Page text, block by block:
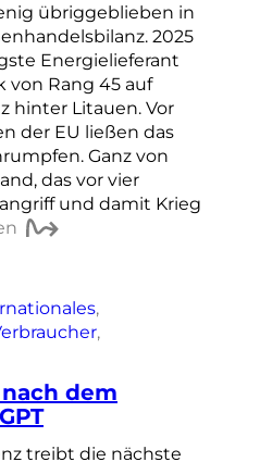
übriggeblieben in
2025
Energielieferant
von Rang 45 auf
hinter Litauen. Vor
der EU ließen das
Ganz von
das vor vier
und damit Krieg
dem
treibt die nächste